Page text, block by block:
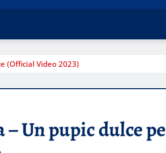
(Official Video 2023)
Un pupic dulce pe